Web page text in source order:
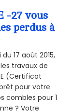
-27 vous
perdus à
17 août 2015,
travaux de
(Certificat
pour votre
combles pour 1
? Votre